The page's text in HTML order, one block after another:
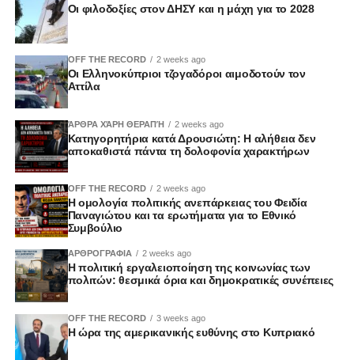
Οι φιλοδοξίες στον ΔΗΣΥ και η μάχη για το 2028
OFF THE RECORD 2 weeks ago
Οι Ελληνοκύπριοι τζογαδόροι αιμοδοτούν τον
Αττίλα
ΆΡΘΡΑ ΧΆΡΗ ΘΕΡΑΠΉ 2 weeks ago
Κατηγορητήρια κατά Δρουσιώτη: Η αλήθεια δεν
αποκαθιστά πάντα τη δολοφονία χαρακτήρων
OFF THE RECORD 2 weeks ago
Η ομολογία πολιτικής ανεπάρκειας του Φειδία
Παναγιώτου και τα ερωτήματα για το Εθνικό
Συμβούλιο
ΑΡΘΡΟΓΡΑΦΙΑ 2 weeks ago
Η πολιτική εργαλειοποίηση της κοινωνίας των
πολιτών: θεσμικά όρια και δημοκρατικές συνέπειες
OFF THE RECORD 3 weeks ago
Η ώρα της αμερικανικής ευθύνης στο Κυπριακό